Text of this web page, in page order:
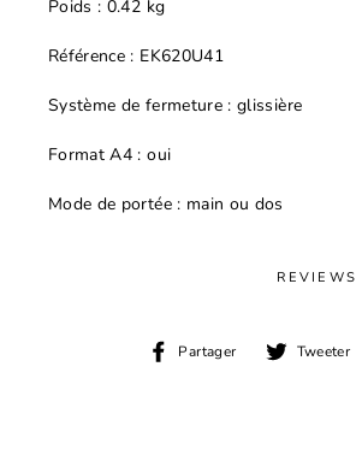
Poids : 0.42 kg
Référence : EK620U41
Système de fermeture : glissière
Format A4 : oui
Mode de portée : main ou dos
REVIEWS
Partager
PartagerTweeter